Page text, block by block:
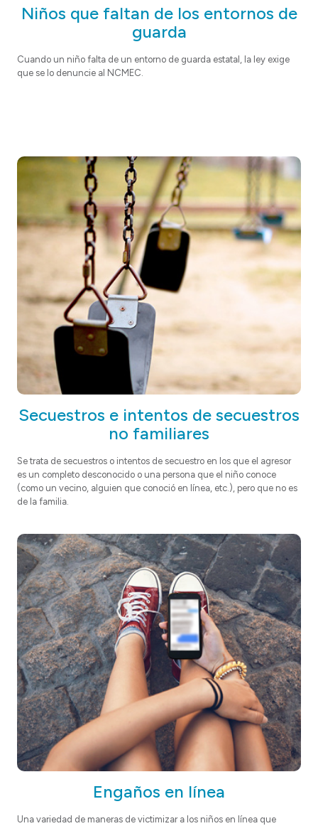
Niños que faltan de los entornos de
guarda
Cuando un niño falta de un entorno de guarda estatal, la ley exige
que se lo denuncie al NCMEC.
Secuestros e intentos de secuestros
no familiares
Se trata de secuestros o intentos de secuestro en los que el agresor
es un completo desconocido o una persona que el niño conoce
(como un vecino, alguien que conoció en línea, etc.), pero que no es
de la familia.
Engaños en línea
Una variedad de maneras de victimizar a los niños en línea que